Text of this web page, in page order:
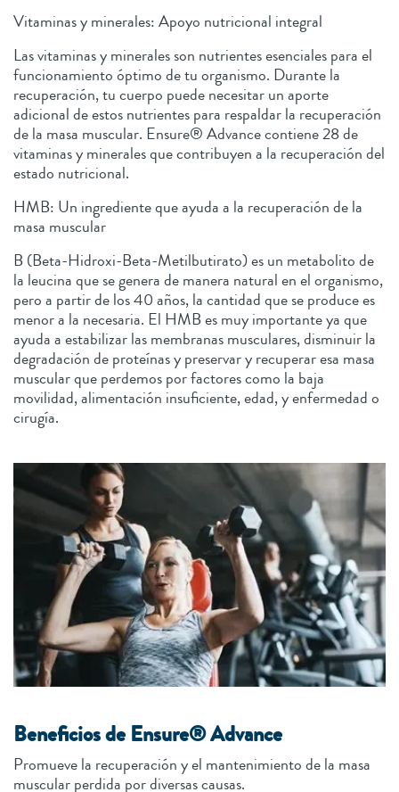
Vitaminas y minerales: Apoyo nutricional integral
Las vitaminas y minerales son nutrientes esenciales para el
funcionamiento óptimo de tu organismo. Durante la
recuperación, tu cuerpo puede necesitar un aporte
adicional de estos nutrientes para respaldar la recuperación
de la masa muscular. Ensure® Advance contiene 28 de
vitaminas y minerales que contribuyen a la recuperación del
estado nutricional.
HMB: Un ingrediente que ayuda a la recuperación de la
masa muscular
B (Beta-Hidroxi-Beta-Metilbutirato) es un metabolito de
la leucina que se genera de manera natural en el organismo,
pero a partir de los 40 años, la cantidad que se produce es
menor a la necesaria. El HMB es muy importante ya que
ayuda a estabilizar las membranas musculares, disminuir la
degradación de proteínas y preservar y recuperar esa masa
muscular que perdemos por factores como la baja
movilidad, alimentación insuficiente, edad, y enfermedad o
cirugía.
Beneficios de Ensure® Advance
Promueve la recuperación y el mantenimiento de la masa
muscular perdida por diversas causas.